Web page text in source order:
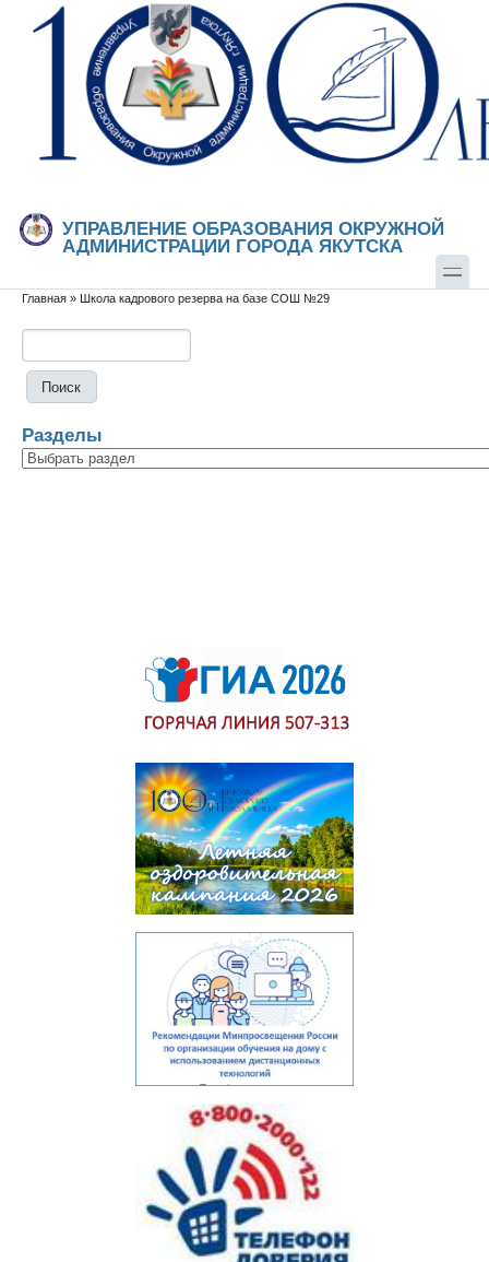
Перейти к основному содержанию
Skip to search
УПРАВЛЕНИЕ ОБРАЗОВАНИЯ ОКРУЖНОЙ
АДМИНИСТРАЦИИ ГОРОДА ЯКУТСКА
Вы здесь
Главная » Школа кадрового резерва на базе СОШ №29
Разделы